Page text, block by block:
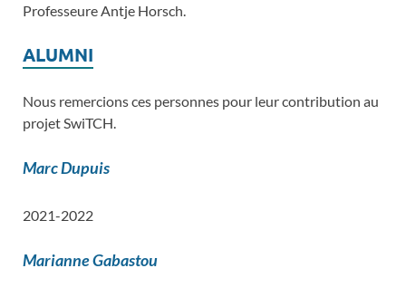
Professeure Antje Horsch.
ALUMNI
Nous remercions ces personnes pour leur contribution au
projet SwiTCH.
Marc Dupuis
2021-2022
Marianne Gabastou